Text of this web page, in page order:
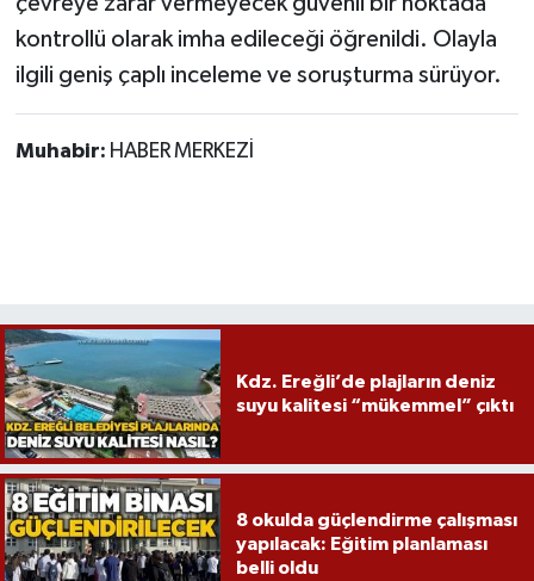
kontrollü olarak imha edileceği öğrenildi. Olayla
ilgili geniş çaplı inceleme ve soruşturma sürüyor.
Muhabir: HABER MERKEZİ
Kdz. Ereğli’de plajların deniz
suyu kalitesi “mükemmel” çıktı
8 okulda güçlendirme çalışması
yapılacak: Eğitim planlaması
belli oldu